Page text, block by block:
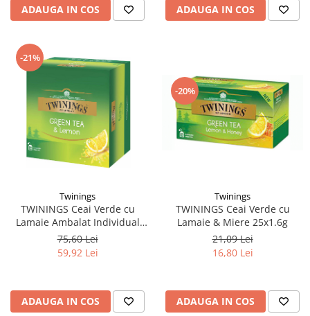
ADAUGA IN COS ADAUGA IN COS
-21%
Twinings
TWININGS Ceai Verde cu
Lamaie Ambalat Individual
100x1.6g
75,60 Lei
59,92 Lei
ADAUGA IN COS
-20%
Twinings
TWININGS Ceai Verde cu
Lamaie & Miere 25x1.6g
21,09 Lei
16,80 Lei
ADAUGA IN COS